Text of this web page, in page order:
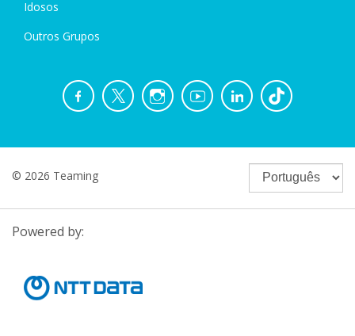
Idosos
Outros Grupos
© 2026 Teaming
Powered by: